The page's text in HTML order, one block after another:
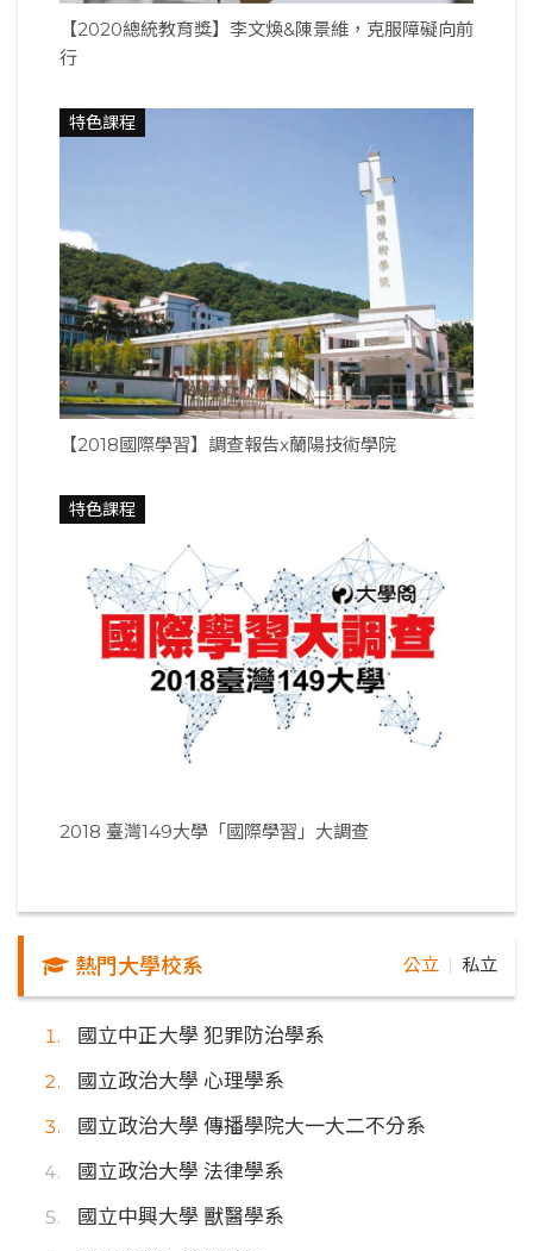
【2020總統教育獎】李文煥&陳景維，克服障礙向前
行
特色課程
【2018國際學習】調查報告x蘭陽技術學院
特色課程
2018 臺灣149大學「國際學習」大調查
熱門大學校系 公立 私立
國立中正大學 犯罪防治學系
國立政治大學 心理學系
國立政治大學 傳播學院大一大二不分系
國立政治大學 法律學系
國立中興大學 獸醫學系